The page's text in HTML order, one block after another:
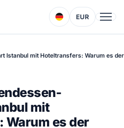
EUR
Istanbul mit Hoteltransfers: Warum es der
mit
es der